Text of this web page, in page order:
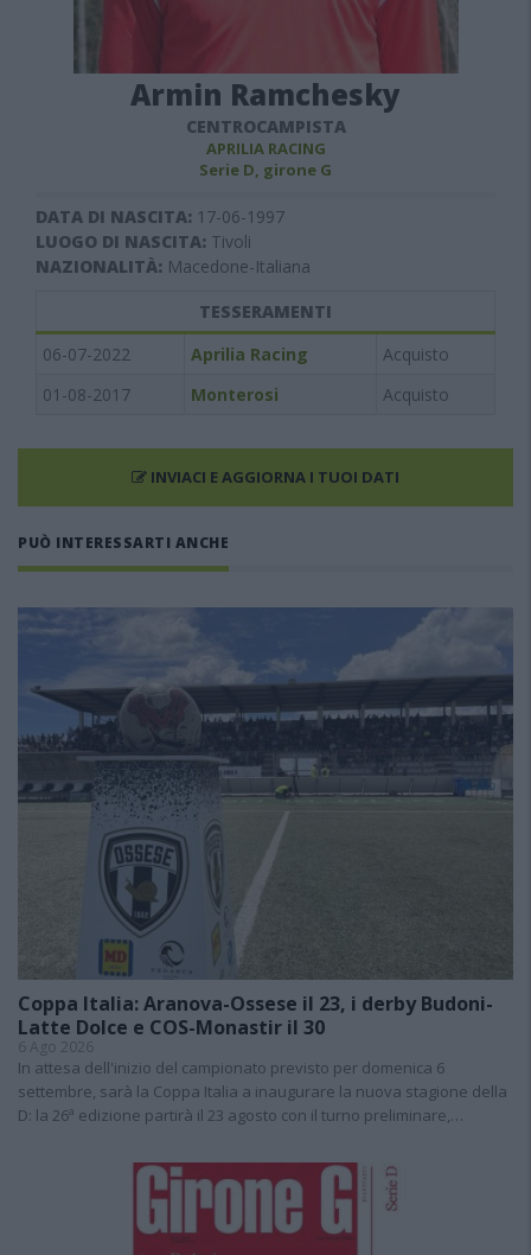
Armin Ramchesky
CENTROCAMPISTA
APRILIA RACING
Serie D, girone G
DATA DI NASCITA: 17-06-1997
LUOGO DI NASCITA: Tivoli
NAZIONALITÀ: Macedone-Italiana
TESSERAMENTI
06-07-2022
Aprilia Racing
Acquisto
01-08-2017
Monterosi Acquisto
INVIACI E AGGIORNA I TUOI DATI
PUÒ INTERESSARTI ANCHE
Coppa Italia: Aranova-Ossese il 23, i derby Budoni-
Latte Dolce e COS-Monastir il 30
6 Ago 2026
In attesa dell'inizio del campionato previsto per domenica 6
settembre, sarà la Coppa Italia a inaugurare la nuova stagione della
D: la 26ª edizione partirà il 23 agosto con il turno preliminare,…